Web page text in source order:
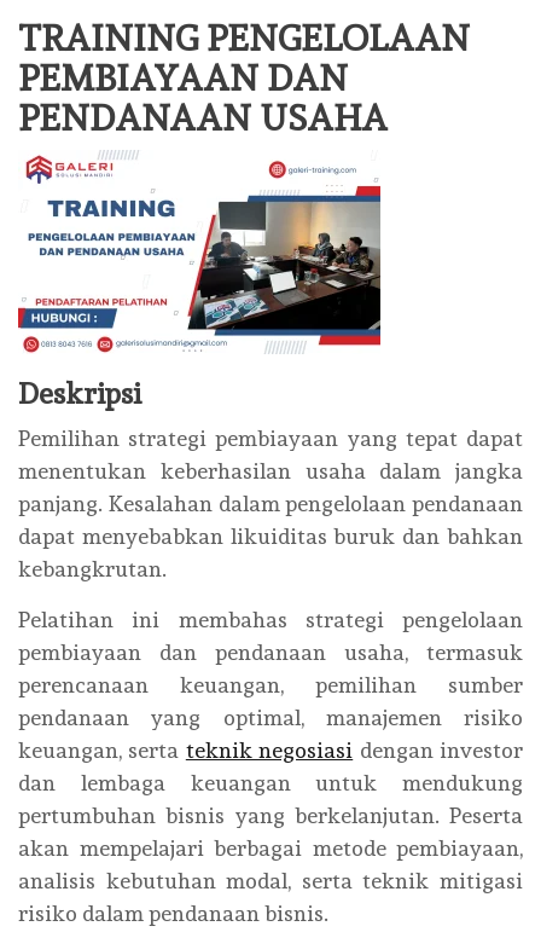
TRAINING PENGELOLAAN
PEMBIAYAAN DAN
PENDANAAN USAHA
Deskripsi
Pemilihan strategi pembiayaan yang tepat dapat
menentukan keberhasilan usaha dalam jangka
panjang. Kesalahan dalam pengelolaan pendanaan
dapat menyebabkan likuiditas buruk dan bahkan
kebangkrutan.
Pelatihan ini membahas strategi pengelolaan
pembiayaan dan pendanaan usaha, termasuk
perencanaan keuangan, pemilihan sumber
pendanaan yang optimal, manajemen risiko
keuangan, serta teknik negosiasi dengan investor
dan lembaga keuangan untuk mendukung
pertumbuhan bisnis yang berkelanjutan. Peserta
akan mempelajari berbagai metode pembiayaan,
analisis kebutuhan modal, serta teknik mitigasi
risiko dalam pendanaan bisnis.